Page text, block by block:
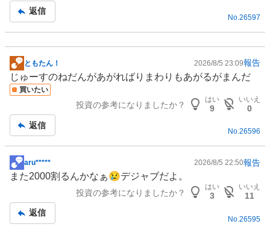
返信
No. 26597
掲
示
板
ともたん！ 2026/8/5 23:09報告
じゅーすのねだんがあがればりまわりもあがるがまんだ
買いたい
投資の参考になりましたか？
はい
9
いいえ
0
返信
No.26596
掲
示
事
aru***** 2026/8/5 22:50報告
また2000割るんかなぁ😢デジャブだよ。
投資の参考になりましたか？
はい
3
いいえ
11
返信
No. 26595